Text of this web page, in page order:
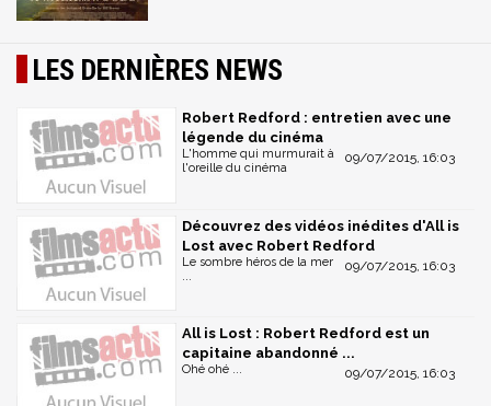
LES DERNIÈRES NEWS
Robert Redford : entretien avec une
légende du cinéma
09/07/2015, 16:03
L'homme qui murmurait à
l'oreille du cinéma
Découvrez des vidéos inédites d'All is
Lost avec Robert Redford
09/07/2015, 16:03
Le sombre héros de la mer
...
All is Lost : Robert Redford est un
capitaine abandonné ...
09/07/2015, 16:03
Ohé ohé ...